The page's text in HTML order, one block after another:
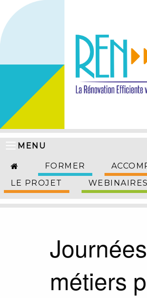
MENU
FORMER
LE PROJET
WEBINAIRES
métiers